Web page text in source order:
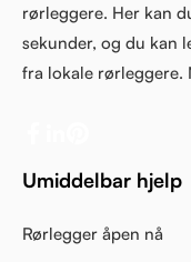
rørleggere. Her kan
sekunder, og du kan
fra lokale rørleggere.
Umiddelbar hjelp
Rørlegger åpen nå